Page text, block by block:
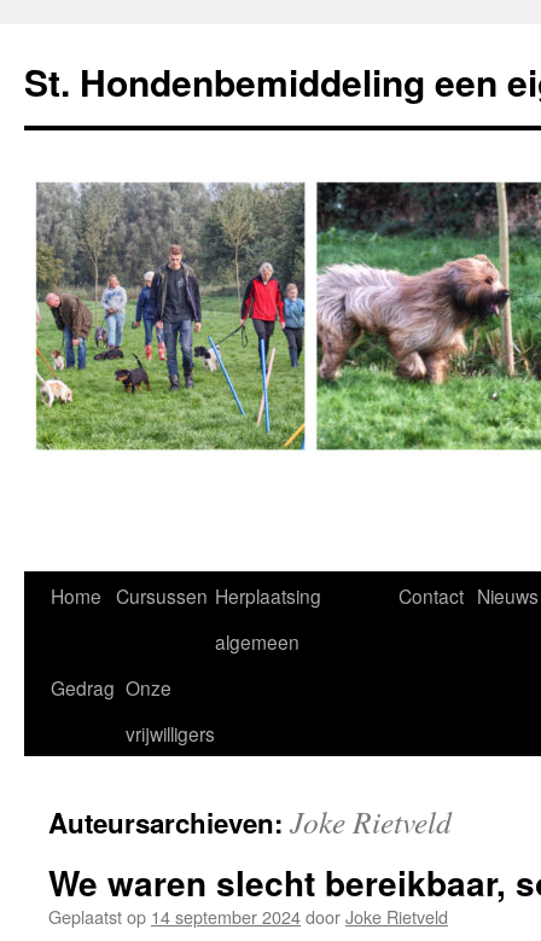
de
inhoud
St. Hondenbemiddeling een
Home Cursussen Herplaatsing
algemeen
Contact Nieuws
Gedrag Onze
vrijwilligers
Auteursarchieven: Joke Rietveld
We waren slecht bereikbaar,
Geplaatst op 14 september 2024doorJoke Rietveld